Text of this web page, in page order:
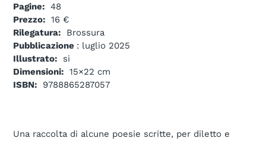
Pagine: 48
Prezzo: 16 €
Rilegatura:
Brossura
Pubblicazione : luglio 2025
Illustrato: si
Dimensioni: 15×22 cm
ISBN:
9788865287057
Una raccolta di alcune poesie scritte, per diletto e